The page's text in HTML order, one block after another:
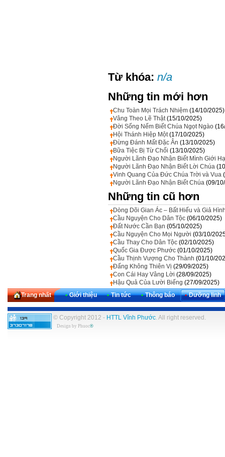
Từ khóa: n/a
Những tin mới hơn
Chu Toàn Mọi Trách Nhiệm (14/10/2025)
Vâng Theo Lẽ Thật (15/10/2025)
Đời Sống Nếm Biết Chúa Ngọt Ngào
Hội Thánh Hiệp Một (17/10/2025)
Đừng Đánh Mất Đặc Ân (13/10/2025)
Bữa Tiệc Bị Từ Chối (13/10/2025)
Người Lãnh Đạo Nhận Biết Mình Giới
Người Lãnh Đạo Nhận Biết Lời Chúa
Vinh Quang Của Đức Chúa Trời và Vua
Người Lãnh Đạo Nhận Biết Chúa (09/
Những tin cũ hơn
Dòng Dõi Gian Ác – Bất Hiếu và Giả
Cầu Nguyện Cho Dân Tộc (06/10/2025)
Đất Nước Cần Bạn (05/10/2025)
Cầu Nguyện Cho Mọi Người (03/10/
Cầu Thay Cho Dân Tộc (02/10/2025)
Quốc Gia Được Phước (01/10/2025)
Cầu Thịnh Vượng Cho Thành (01/10/
Đấng Không Thiên Vị (29/09/2025)
Con Cái Hay Vâng Lời (28/09/2025)
Hậu Quả Của Lười Biếng (27/09/2025)
Trang nhất
• Giới thiệu • Tin tức • Thông báo • Dưỡng linh
© Copyright 2012 - HTTL Vĩnh Phước. All right reserved.
Design by Phuoc®